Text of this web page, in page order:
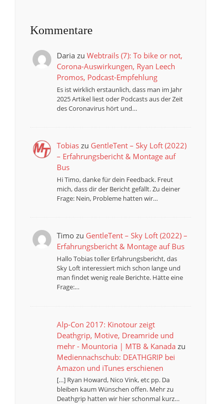
Kommentare
Dariazu Webtrails (7): To bike or not,
Corona-Auswirkungen, Ryan Leech
Promos, Podcast-Empfehlung
Es ist wirklich erstaunlich, dass man im Jahr
2025 Artikel liest oder Podcasts aus der Zeit
des Coronavirus hört und…
Tobiaszu GentleTent – Sky Loft (2022)
– Erfahrungsbericht & Montage auf
Bus
Hi Timo, danke für dein Feedback. Freut
mich, dass dir der Bericht gefällt. Zu deiner
Frage: Nein, Probleme hatten wir…
Timozu GentleTent – Sky Loft (2022) –
Erfahrungsbericht & Montage auf Bus
Hallo Tobias toller Erfahrungsbericht, das
Sky Loft interessiert mich schon lange und
man findet wenig reale Berichte. Hätte eine
Frage:…
Alp-Con 2017: Kinotour zeigt
Deathgrip, Motive, Dreamride und
mehr - Mountoria | MTB & Kanadazu
Mediennachschub: DEATHGRIP bei
Amazon und iTunes erschienen
[…] Ryan Howard, Nico Vink, etc pp. Da
bleiben kaum Wünschen offen. Mehr zu
Deathgrip hatten wir hier schonmal kurz…